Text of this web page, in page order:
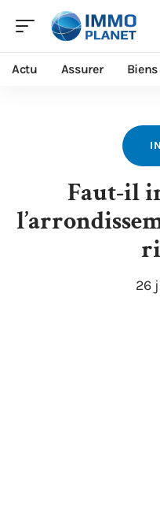
Actu Assurer Biens
Faut-il
26